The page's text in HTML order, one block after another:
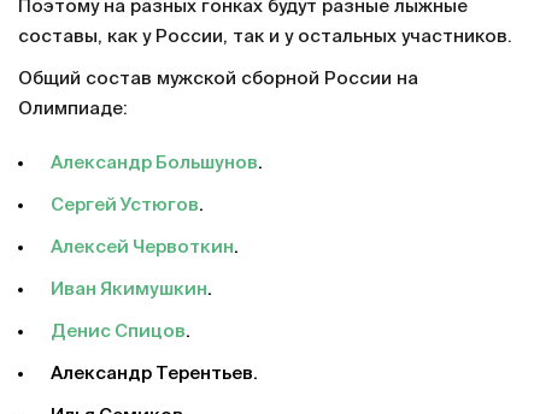
Поэтому на разных гонках будут разные лыжные
составы, как у России, так и у остальных участников.
Общий состав мужской сборной России на
Олимпиаде:
Александр Большунов.
Сергей Устюгов.
Алексей Червоткин.
Иван Якимушкин.
Денис Спицов.
Александр Терентьев.